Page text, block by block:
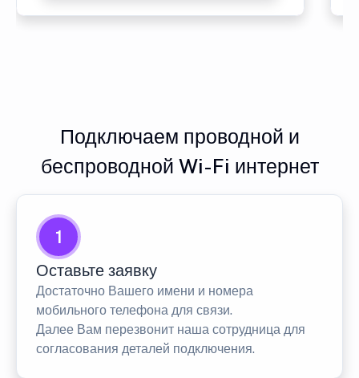
Подключаем проводной и
беспроводной Wi-Fi интернет
1
Оставьте заявку
Достаточно Вашего имени и номера
мобильного телефона для связи.
Далее Вам перезвонит наша сотрудница для
согласования деталей подключения.